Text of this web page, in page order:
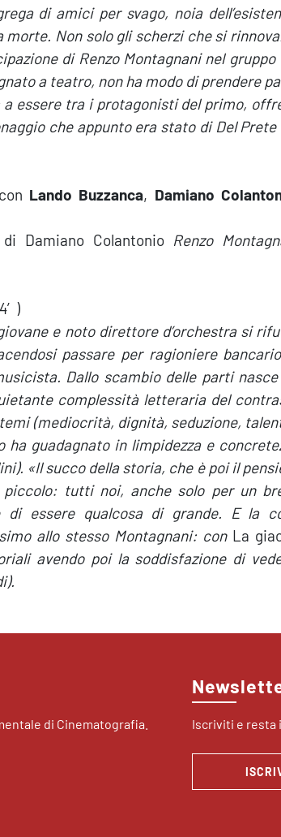
di amici per svago, noia
Non solo gli scherzi che si
di Renzo Montagnani nel gruppo
a teatro, non ha modo di prendere
essere tra i protagonisti del primo,
che appunto era stato di Del Prete
con Lando Buzzanca, Damiano
Damiano Colantonio Renzo
e noto direttore d’orchestra si
passare per ragioniere
Dallo scambio delle parti
complessità letteraria del
(mediocrità, dignità, seduzione,
guadagnato in limpidezza e
«Il succo della storia, che è poi il
tutti noi, anche solo per un
di essere qualcosa di grande. E la
allo stesso Montagnani: conLa
avendo poi la soddisfazione di
di Cinematografia. Iscriviti e resta